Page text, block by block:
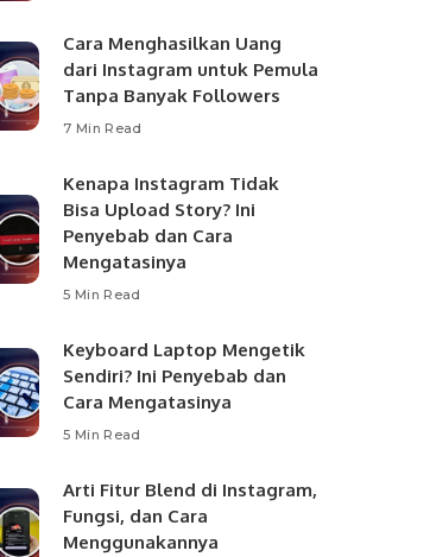
Cara Menghasilkan Uang
dari Instagram untuk Pemula
Tanpa Banyak Followers
7 Min Read
Kenapa Instagram Tidak
Bisa Upload Story? Ini
Penyebab dan Cara
Mengatasinya
5 Min Read
Keyboard Laptop Mengetik
Sendiri? Ini Penyebab dan
Cara Mengatasinya
5 Min Read
Arti Fitur Blend di Instagram,
Fungsi, dan Cara
Menggunakannya